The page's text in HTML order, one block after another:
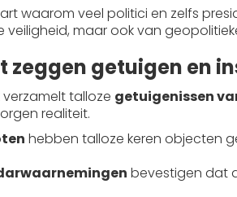
waarom veel politici en zelfs
veiligheid, maar ook van
zeggen getuigen en
verzamelt talloze getuigenissen
realiteit.
hebben talloze keren objecten
bevestigen dat